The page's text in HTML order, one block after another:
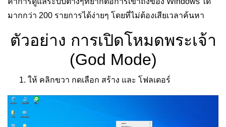
มากกว่า 200 รายการได้ง่ายๆ โดยที่ไม่ต้องเสียเวลาค้นหา
ตัวอย่าง การเปิดโหมดพระเจ้า
(God Mode)
ให้ คลิกขวา กดเลือก สร้าง และ โฟลเดอร์